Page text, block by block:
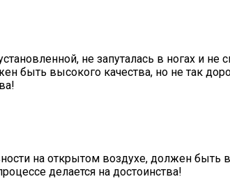
не запуталась в ногах и
быть высокого качества, но не так
на открытом воздухе, должен быть
делается на достоинства!